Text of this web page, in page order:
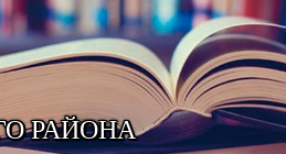
РАЙОНА